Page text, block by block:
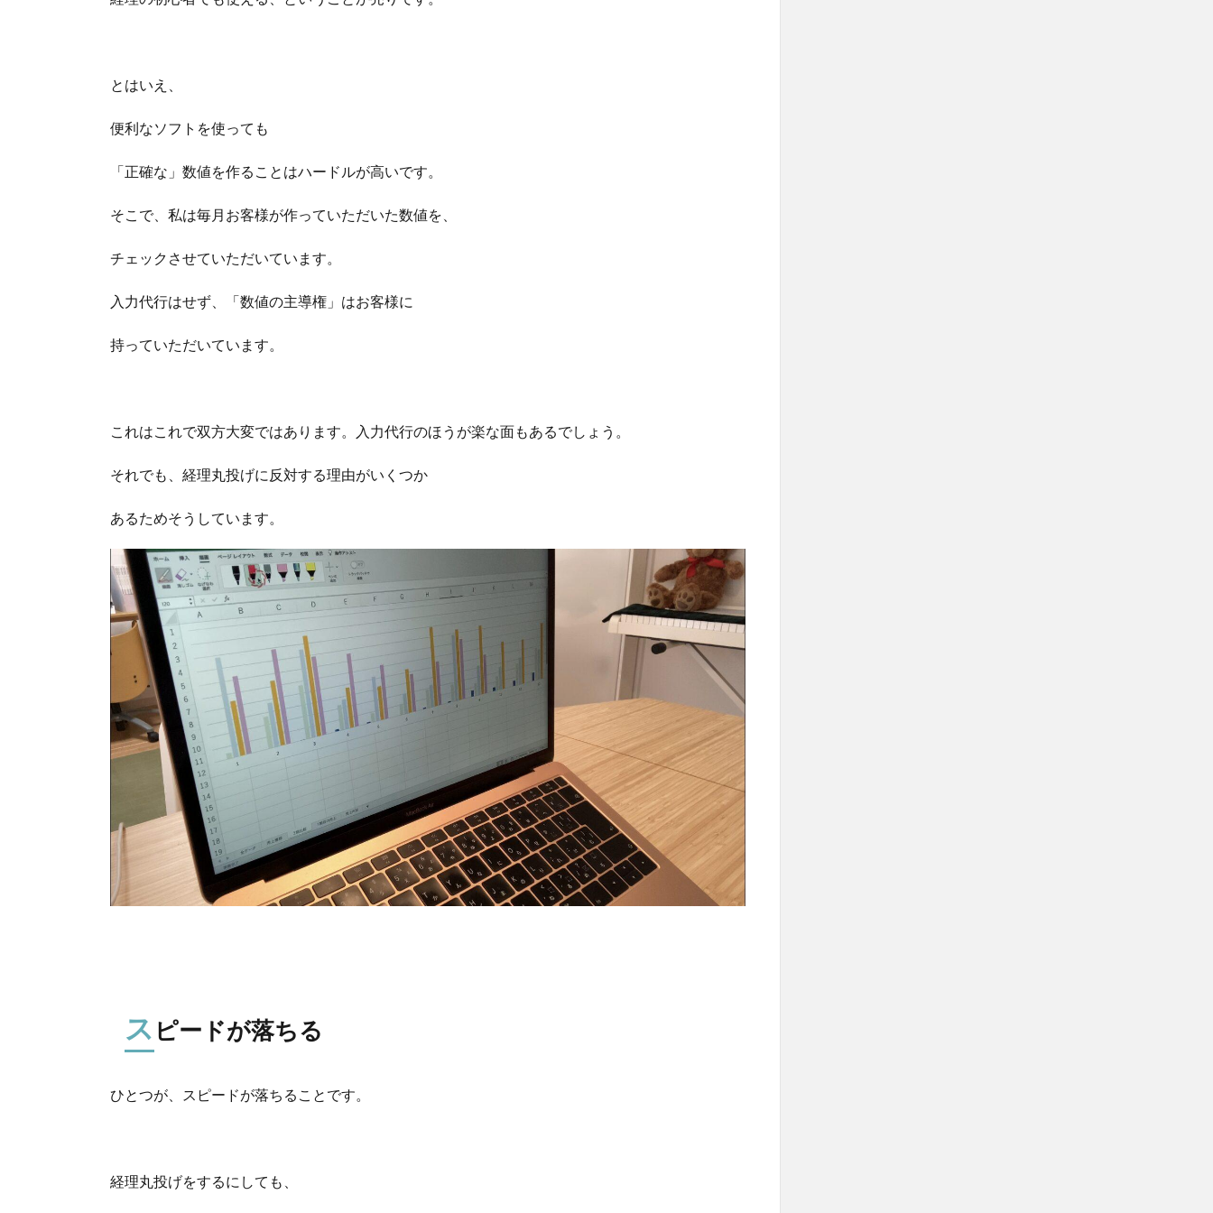
とはいえ、
便利なソフトを使っても
「正確な」数値を作ることはハードルが高いです。
そこで、私は毎月お客様が作っていただいた数値を、
チェックさせていただいています。
入力代行はせず、「数値の主導権」はお客様に
持っていただいています。
これはこれで双方大変ではあります。入力代行のほうが楽な面もあるでしょう。
それでも、経理丸投げに反対する理由がいくつか
あるためそうしています。
ス ピードが落ちる
ひとつが、スピードが落ちることです。
経理丸投げをするにしても、